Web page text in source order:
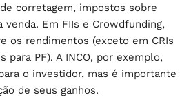
corretagem, impostos sobre
venda. Em FIIs e Crowdfunding,
os rendimentos (exceto em CRIs
para PF). A INCO, por exemplo,
o investidor, mas é importante
de seus ganhos.